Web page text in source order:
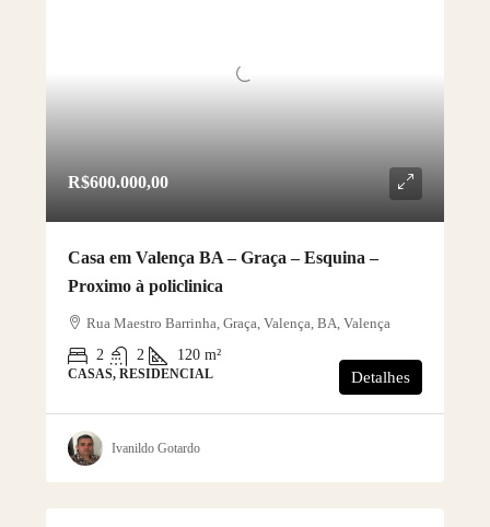
R$600.000,00
Casa em Valença BA – Graça – Esquina –
Proximo à policlinica
Rua Maestro Barrinha, Graça, Valença, BA, Valença
2
2 120 m²
CASAS, RESIDENCIAL Detalhes
Ivanildo Gotardo